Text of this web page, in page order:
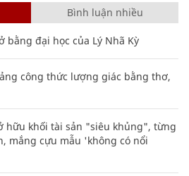
Bình luận nhiều
đại học của Lý Nhã Kỳ
công thức lượng giác bằng thơ,
hữu khối tài sản "siêu khủng", từng
mắng cựu mẫu 'không có nổi